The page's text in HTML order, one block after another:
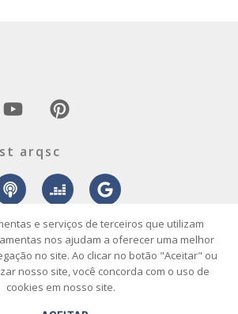
arqsc
seu projeto publicidade vídeo podcast
e serviços de terceiros que utilizam
nos ajudam a oferecer uma melhor
no site. Ao clicar no botão "Aceitar" ou
nosso site, você concorda com o uso de
cookies em nosso site.